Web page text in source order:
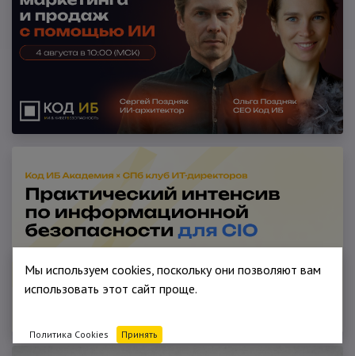
Мы используем cookies, поскольку они позволяют вам
использовать этот сайт проще.
Политика Cookies Принять